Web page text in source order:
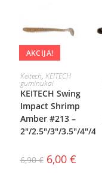
AKCIJA!
PASIRINKTI
SAVYBES
Keitech, KEITECH
guminukai
KEITECH Swing
Impact Shrimp
Amber #213 –
2″/2.5″/3″/3.5″/4″/4.5″
6,90€ 6,00 €